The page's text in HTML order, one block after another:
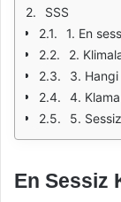
SSS
1. En
2.
3.
4.
5.
En Sessiz